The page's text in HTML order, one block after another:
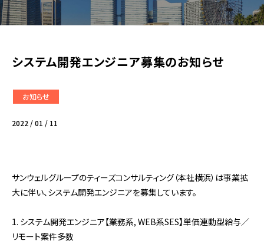
システム開発エンジニア募集のお知らせ
お知らせ
2022 / 01 / 11
サンウェルグループのティーズコンサルティング（本社横浜）は事業拡
大に伴い、システム開発エンジニアを募集しています。
1. システム開発エンジニア【業務系, WEB系SES】単価連動型給与／
リモート案件多数